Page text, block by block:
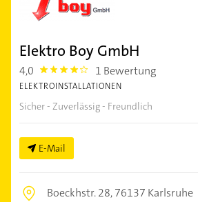
Elektro Boy GmbH
4,0 4.0 1 Bewertung
ELEKTROINSTALLATIONEN
Sicher - Zuverlässig - Freundlich
E-Mail
Boeckhstr. 28,76137 Karlsruhe